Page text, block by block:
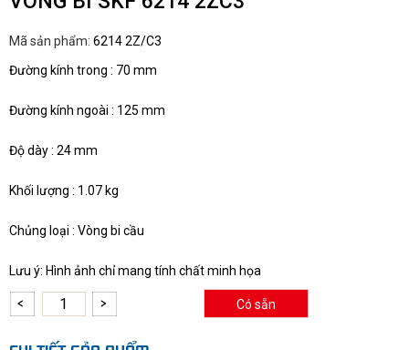
Mã sản phẩm: 6214 2Z/C3
Đường kính trong : 70 mm
Đường kính ngoài : 125 mm
Độ dày : 24 mm
Khối lượng : 1.07 kg
Chủng loại : Vòng bi cầu
Lưu ý: Hình ảnh chỉ mang tính chất minh họa
Có sẵn